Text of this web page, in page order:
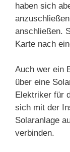
haben sich
anschließen.
Karte nach
Auch wer ein
über eine
Elektriker für
sich mit der
Solaranlage
verbinden.